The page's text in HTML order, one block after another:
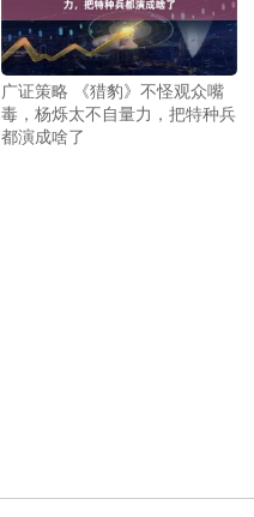
广证策略 《猎豹》不怪观众嘴
毒，杨烁太不自量力，把特种兵
都演成啥了